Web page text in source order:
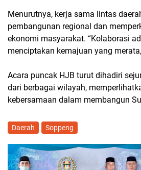
Menurutnya, kerja sama lintas
pembangunan regional dan
ekonomi masyarakat. “Kolaborasi
menciptakan kemajuan yang
Acara puncak HJB turut dihadiri
dari berbagai wilayah,
kebersamaan dalam membangun
Daerah Soppeng